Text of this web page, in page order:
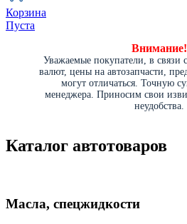
Корзина
Пуста
Внимание!
Уважаемые покупатели, в связи
валют, цены на автозапчасти,
могут отличаться. Точную
менеджера. Приносим свои
неудобства.
Каталог автотоваров
Масла, спецжидкости